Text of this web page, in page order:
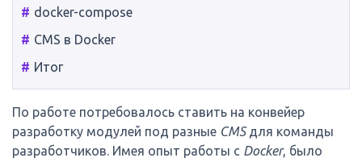
docker-compose
CMS в Docker
Итог
По работе потребовалось ставить на конвейер
разработку модулей под разные CMSдля команды
разработчиков. Имея опыт работы с Docker, было